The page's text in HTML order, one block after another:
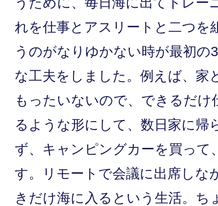
れを仕事とアスリートと二つを
うのがなりゆかない時が最初の
な工夫をしました。例えば、家
もったいないので、できるだけ
るような形にして、数日家に帰
ず、キャンピングカーを買って
す。リモートで会議に出席しな
きだけ海に入るという生活。ち